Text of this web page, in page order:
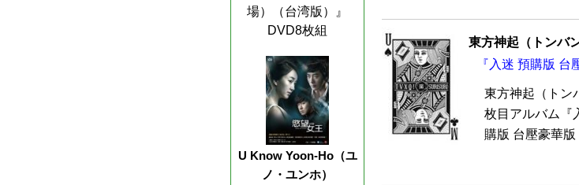
場）（台湾版）』
DVD8枚組
U Know Yoon-Ho（ユ
ノ・ユンホ）
東方神起（トンバ
『入迷 預購版
東方神起（トン
枚目アルバム
購版 台壓豪華